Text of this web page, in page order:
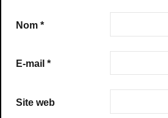
Nom *
E-mail *
Site web